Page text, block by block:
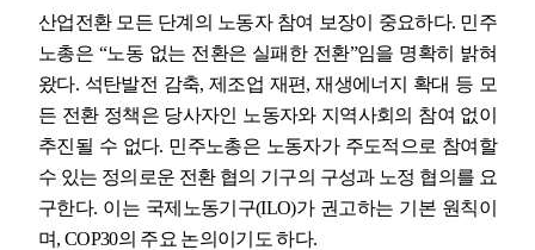
산업전환 모든 단계의 노동자 참여 보장이 중요하다. 민주
노총은 “노동 없는 전환은 실패한 전환”임을 명확히 밝혀
왔다. 석탄발전 감축,제조업 재편,재생에너지 확대 등 모
든 전환 정책은 당사자인 노동자와 지역사회의 참여 없이
추진될 수 없다. 민주노총은 노동자가 주도적으로 참여할
수 있는 정의로운 전환 협의 기구의 구성과 노정 협의를 요
구한다. 이는 국제노동기구(ILO)가 권고하는 기본 원칙이
며, COP30의 주요 논의이기도 하다.